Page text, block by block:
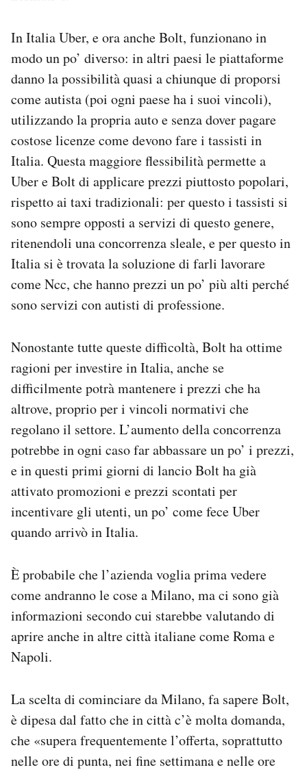
In Italia Uber, e ora anche Bolt, funzionano in
modo un po’ diverso: in altri paesi le piattaforme
danno la possibilità quasi a chiunque di proporsi
come autista (poi ogni paese ha i suoi vincoli),
utilizzando la propria auto e senza dover pagare
costose licenze come devono fare i tassisti in
Italia. Questa maggiore flessibilità permette a
Uber e Bolt di applicare prezzi piuttosto popolari,
rispetto ai taxi tradizionali: per questo i tassisti si
sono sempre opposti a servizi di questo genere,
ritenendoli una concorrenza sleale, e per questo in
Italia si è trovata la soluzione di farli lavorare
come Ncc, che hanno prezzi un po’ più alti perché
sono servizi con autisti di professione.
Nonostante tutte queste difficoltà, Bolt ha ottime
ragioni per investire in Italia, anche se
difficilmente potrà mantenere i prezzi che ha
altrove, proprio per i vincoli normativi che
regolano il settore. L’aumento della concorrenza
potrebbe in ogni caso far abbassare un po’ i prezzi,
e in questi primi giorni di lancio Bolt ha già
attivato promozioni e prezzi scontati per
incentivare gli utenti, un po’ come fece Uber
quando arrivò in Italia.
È probabile che l’azienda voglia prima vedere
come andranno le cose a Milano, ma ci sono già
informazioni secondo cui starebbe valutando di
aprire anche in altre città italiane come Roma e
Napoli.
La scelta di cominciare da Milano, fa sapere Bolt,
è dipesa dal fatto che in città c’è molta domanda,
che «supera frequentemente l’offerta, soprattutto
nelle ore di punta, nei fine settimana e nelle ore